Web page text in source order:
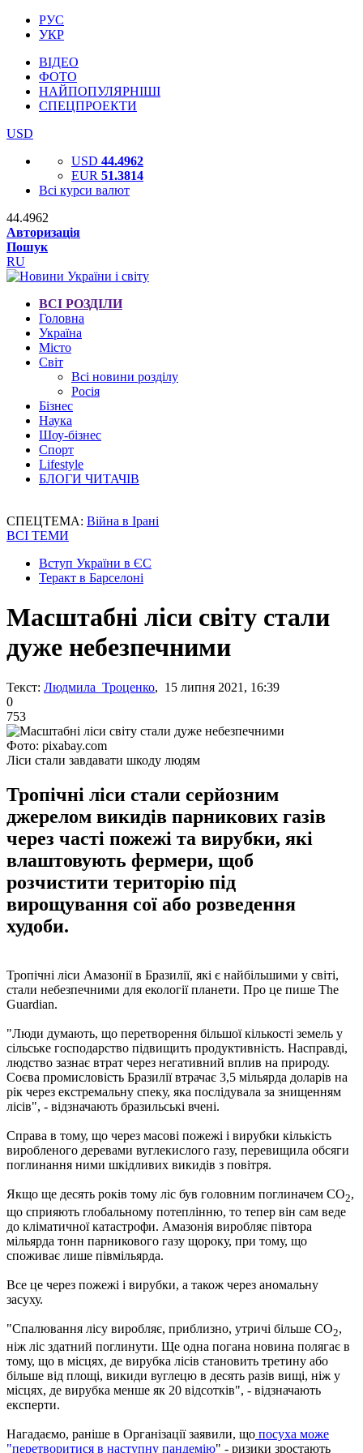
РУС
УКР
ВІДЕО
ФОТО
НАЙПОПУЛЯРНІШІ
СПЕЦПРОЕКТИ
USD
USD 44.4962
EUR 51.3814
Всі курси валют
44.4962
Авторизація
Пошук
RU
ВСІ РОЗДІЛИ
Головна
Україна
Місто
Світ
Всі новини розділу
Росія
Бізнес
Наука
Шоу-бізнес
Спорт
Lifestyle
БЛОГИ ЧИТАЧІВ
СПЕЦТЕМА: Війна в Ірані
ВСІ ТЕМИ
Вступ України в ЄС
Теракт в Барселоні
Масштабні ліси світу стали
дуже небезпечними
Текст: Людмила Троценко, 15 липня 2021, 16:39
0
753
Фото: pixabay.com
Ліси стали завдавати шкоду людям
Тропічні ліси стали серйозним
джерелом викидів парникових газів
через часті пожежі та вирубки, які
влаштовують фермери, щоб
розчистити територію під
вирощування сої або розведення
худоби.
Тропічні ліси Амазонії в Бразилії, які є найбільшими у світі,
стали небезпечними для екології планети. Про це пише The
Guardian.
"Люди думають, що перетворення більшої кількості земель у
сільське господарство підвищить продуктивність. Насправді,
людство зазнає втрат через негативний вплив на природу.
Соєва промисловість Бразилії втрачає 3,5 мільярда доларів на
рік через екстремальну спеку, яка послідувала за знищенням
лісів", - відзначають бразильські вчені.
Справа в тому, що через масові пожежі і вирубки кількість
виробленого деревами вуглекислого газу, перевищила обсяги
поглинання ними шкідливих викидів з повітря.
Якщо ще десять років тому ліс був головним поглиначем CO2,
що сприяють глобальному потеплінню, то тепер він сам веде
до кліматичної катастрофи. Амазонія виробляє півтора
мільярда тонн парникового газу щороку, при тому, що
споживає лише півмільярда.
Все це через пожежі і вирубки, а також через аномальну
засуху.
"Спалювання лісу виробляє, приблизно, утричі більше CO2,
ніж ліс здатний поглинути. Ще одна погана новина полягає в
тому, що в місцях, де вирубка лісів становить третину або
більше від площі, викиди вуглецю в десять разів вищі, ніж у
місцях, де вирубка менше як 20 відсотків", - відзначають
експерти.
Нагадаємо, раніше в Організації заявили, що посуха може
"перетворитися в наступну пандемію" - ризики зростають